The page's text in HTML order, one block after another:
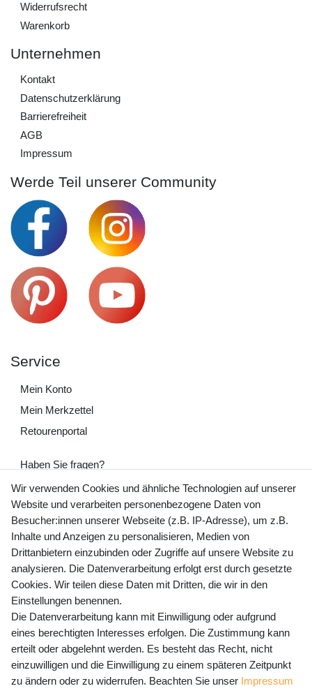
Widerrufs­recht
Warenkorb
Unternehmen
Kontakt
Daten­schutz­erklärung
Barrierefreiheit
AGB
Impressum
Werde Teil unserer Community
Service
Mein Konto
Mein Merkzettel
Retourenportal
Haben Sie fragen?
+49 (0) 35243 460 400
Mo-Fr 9-15 Uhr
shop@banjado.com
Preisangaben inkl. gesetzl. MwSt. und zzgl. Service- und
Versandkosten
Newsletter Anmeldung - Keine Angebote
mehr verpassen!
Wir verwenden Cookies und ähnliche Technologien auf unserer
Website und verarbeiten personenbezogene Daten von
Besucher:innen unserer Webseite (z.B. IP-Adresse), um z.B.
Inhalte und Anzeigen zu personalisieren, Medien von
Drittanbietern einzubinden oder Zugriffe auf unsere Website zu
analysieren. Die Datenverarbeitung erfolgt erst durch gesetzte
Cookies. Wir teilen diese Daten mit Dritten, die wir in den
Einstellungen benennen.
Die Datenverarbeitung kann mit Einwilligung oder aufgrund
eines berechtigten Interesses erfolgen. Die Zustimmung kann
erteilt oder abgelehnt werden. Es besteht das Recht, nicht
einzuwilligen und die Einwilligung zu einem späteren Zeitpunkt
zu ändern oder zu widerrufen. Beachten Sie unser Impressum